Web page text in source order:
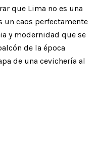
que Lima no es una
un caos perfectamente
y modernidad que se
de la época
de una cevichería al